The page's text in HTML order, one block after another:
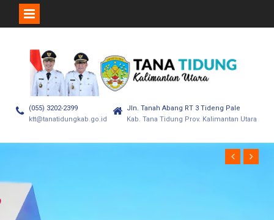
(055) 3202-2399
ktt@tanatidungkab.go.id
Jln. Tanah Abang RT 3 Tideng Pale
Kab. Tana Tidung Prov. Kalimantan Utara